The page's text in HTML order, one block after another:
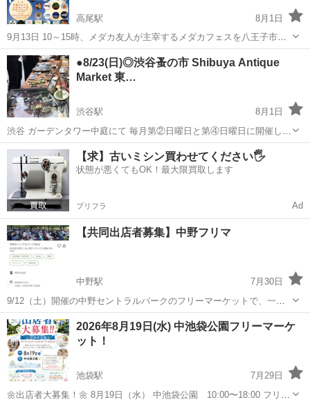
高尾駅
8月1日
9月13日 10～15時、メダカ友人が主宰するメダカフェスを八王子市
「夕焼け小やけふれあいの里」で開催。 自分は裏方として参加しま
す。 毎回多くの方に来ていただいており、4回目の開催となりまし
た。 高級なメダカを扱...
東京 八王子市 高尾駅 フリーマーケット メダカ
●8/23(日)◎渋谷蚤の市 Shibuya Antique
Market 東…
渋谷駅
8月1日
渋谷 ガーデンタワー中庭にて 毎月第②日曜日と第④日曜日に開催しま
す ※8月第②日曜日はお休みします 高品質のアンティーク・骨董市
ご参加には審査がございます ...
東京 渋谷区 渋谷駅 フリーマーケット 骨董市
【求】古いミシン買わせてください🖐️
状態が悪くてもOK！最大限買取します
プリフラ Ad
【共同出店者募集】中野フリマ
中野駅
7月30日
9/12（土）開催の中野セントラルパークのフリーマーケットで、一緒
に出店してくださる方を募集しています！ ▼公式情報こちらからご確
認ください https://nakano20260912.peatix.com/ 【日時】...
東京 中野区 中野駅 フリーマーケット フリマ
2026年8月19日(水) 中池袋公園フリーマーケ
ット！
池袋駅
7月29日
🌼出店者大募集！🌼 8月19日（水） 中池袋公園 10:00〜18:00 フリー